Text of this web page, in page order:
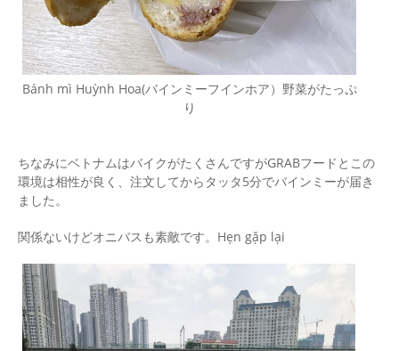
Bánh mì Huỳnh Hoa(バインミーフインホア）野菜がたっぷ
り
ちなみにベトナムはバイクがたくさんですがGRABフードとこの
環境は相性が良く、注文してからタッタ5分でバインミーが届き
ました。
関係ないけどオニバスも素敵です。Hẹn gặp lại